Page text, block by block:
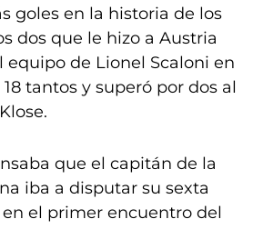
goles en la historia de los
dos que le hizo a Austria
equipo de Lionel Scaloni en
tantos y superó por dos al
que el capitán de la
iba a disputar su sexta
el primer encuentro del